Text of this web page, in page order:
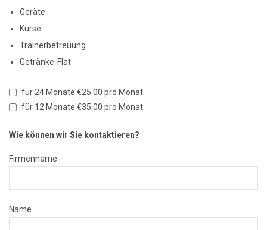
Geräte
Kurse
Trainerbetreuung
Getränke-Flat
für 24 Monate €25.00 pro Monat
für 12 Monate €35.00 pro Monat
Wie können wir Sie kontaktieren?
Firmenname
Name